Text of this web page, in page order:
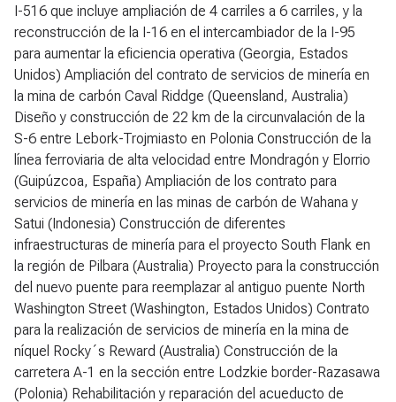
I-516 que incluye ampliación de 4 carriles a 6 carriles, y la
reconstrucción de la I-16 en el intercambiador de la I-95
para aumentar la eficiencia operativa (Georgia, Estados
Unidos) Ampliación del contrato de servicios de minería en
la mina de carbón Caval Riddge (Queensland, Australia)
Diseño y construcción de 22 km de la circunvalación de la
S-6 entre Lebork-Trojmiasto en Polonia Construcción de la
línea ferroviaria de alta velocidad entre Mondragón y Elorrio
(Guipúzcoa, España) Ampliación de los contrato para
servicios de minería en las minas de carbón de Wahana y
Satui (Indonesia) Construcción de diferentes
infraestructuras de minería para el proyecto South Flank en
la región de Pilbara (Australia) Proyecto para la construcción
del nuevo puente para reemplazar al antiguo puente North
Washington Street (Washington, Estados Unidos) Contrato
para la realización de servicios de minería en la mina de
níquel Rocky´s Reward (Australia) Construcción de la
carretera A-1 en la sección entre Lodzkie border-Razasawa
(Polonia) Rehabilitación y reparación del acueducto de